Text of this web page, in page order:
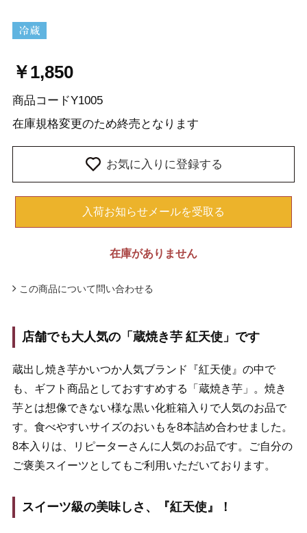
￥1,850
商品コードY1005
在庫規格変更のため終売となります
お気に入りに登録する
入荷お知らせメールを受取る
在庫がありません
この商品について問い合わせる
店舗でも大人気の「蔵焼き芋 紅天使」です
蔵出し焼き芋かいつか人気ブランド『紅天使』の中で
も、ギフト商品としておすすめする「蔵焼き芋」。焼き
芋とは想像できない様な黒い化粧箱入りで人気のお品で
す。食べやすいサイズのおいもを8本詰め合わせました。
8本入りは、リピーターさんに人気のお品です。ご自分の
ご褒美スイーツとしてもご利用いただいております。
スイーツ級の美味しさ、『紅天使』！